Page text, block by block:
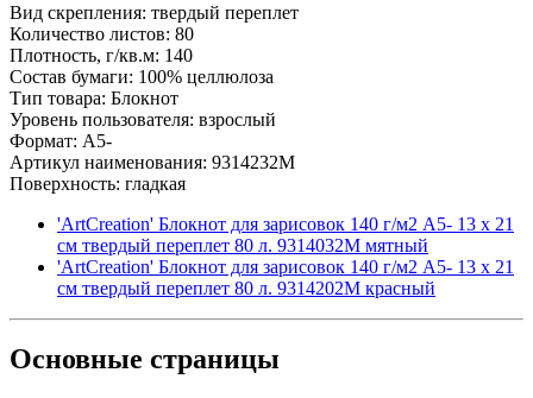
Вид скрепления: твердый переплет
Количество листов: 80
Плотность, г/кв.м: 140
Состав бумаги: 100% целлюлоза
Тип товара: Блокнот
Уровень пользователя: взрослый
Формат: A5-
Артикул наименования: 9314232M
Поверхность: гладкая
'ArtCreation' Блокнот для зарисовок 140 г/м2 A5- 13 х 21
см твердый переплет 80 л. 9314032M мятный
'ArtCreation' Блокнот для зарисовок 140 г/м2 A5- 13 х 21
см твердый переплет 80 л. 9314202M красный
Основные страницы